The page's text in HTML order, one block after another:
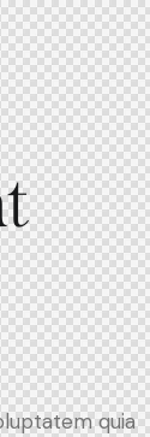
quia